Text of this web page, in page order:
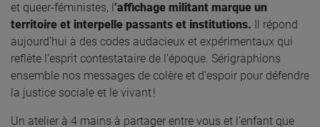
et queer-féministes, l’affichage militant marque un
territoire et interpelle passants et institutions. Il répond
aujourd’hui à des codes audacieux et expérimentaux qui
reflète l’esprit contestataire de l’époque. Sérigraphions
ensemble nos messages de colère et d’espoir pour défendre
la justice sociale et le vivant !
Un atelier à 4 mains à partager entre vous et l’enfant que